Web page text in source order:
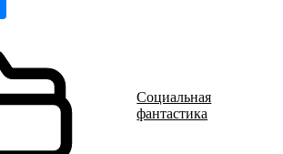
Социальная
фантастика